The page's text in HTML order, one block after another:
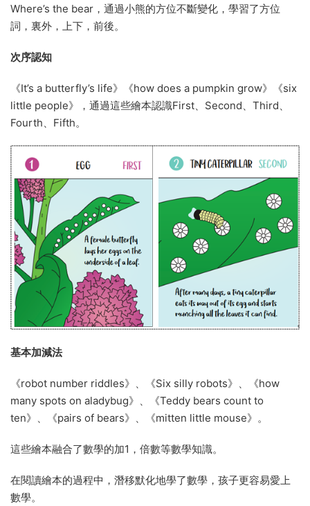
Where’s the bear，通過小熊的方位不斷變化，學習了方位
詞，裏外，上下，前後。
次序認知
《It’s a butterfly’s life》《how does a pumpkin grow》《six
little people》，通過這些繪本認識First、Second、Third、
Fourth、Fifth。
基本加減法
《robot number riddles》、《Six silly robots》、《how
many spots on aladybug》、《Teddy bears count to
ten》、《pairs of bears》、《mitten little mouse》。
這些繪本融合了數學的加1，倍數等數學知識。
在閱讀繪本的過程中，潛移默化地學了數學，孩子更容易愛上
數學。